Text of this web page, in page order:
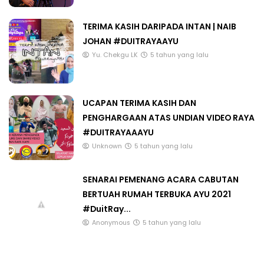
TERIMA KASIH DARIPADA INTAN | NAIB
JOHAN #DUITRAYAAYU
Yu. Chekgu LK 5 tahun yang lalu
UCAPAN TERIMA KASIH DAN
PENGHARGAAN ATAS UNDIAN VIDEO RAYA
#DUITRAYAAAYU
Unknown 5 tahun yang lalu
SENARAI PEMENANG ACARA CABUTAN
BERTUAH RUMAH TERBUKA AYU 2021
#DuitRay...
Anonymous 5 tahun yang lalu